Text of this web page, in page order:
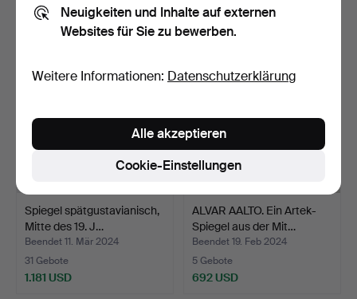
1.385 USD
Ausgewähltes
738 USD
Spiegel spätgustavianisch,
Mitte des 19. J…
Beendet 11. Mär 2024
31 Gebote
1.181 USD
ALVAR AALTO. Ein Artek-
Spiegel aus der Mit…
Beendet 19. Feb 2024
5 Gebote
692 USD
Neuigkeiten und Inhalte auf externen
Websites für Sie zu bewerben.
Weitere Informationen: Datenschutzerklärung
Cookie-Einstellungen
Alle akzeptieren